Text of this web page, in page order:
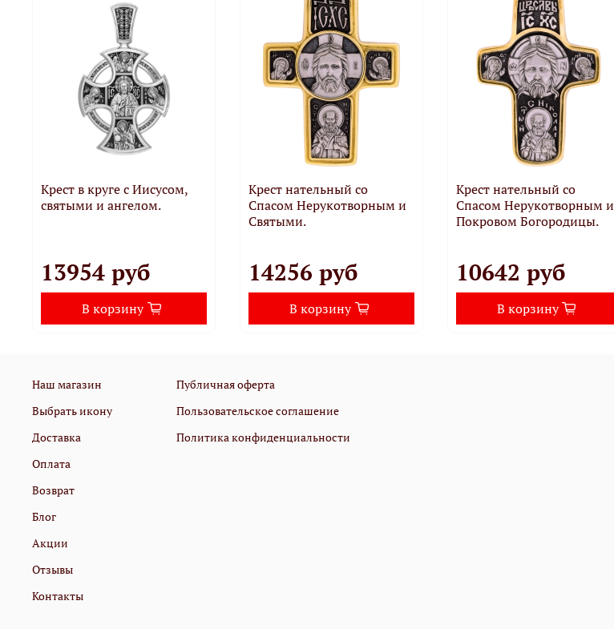
Крест в круге с Иисусом,
святыми и ангелом.
13954 руб
В корзину
Крест нательный со
Спасом Нерукотворным и
Святыми.
14256 руб
В корзину
Крест нательный со
Спасом Нерукотворным и
Покровом Богородицы.
10642 руб
В корзину
Наш магазин
Выбрать икону
Доставка
Оплата
Возврат
Блог
Акции
Отзывы
Контакты
Публичная оферта
Пользовательское соглашение
Политика конфиденциальности